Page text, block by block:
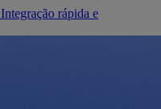
Integração rápida e